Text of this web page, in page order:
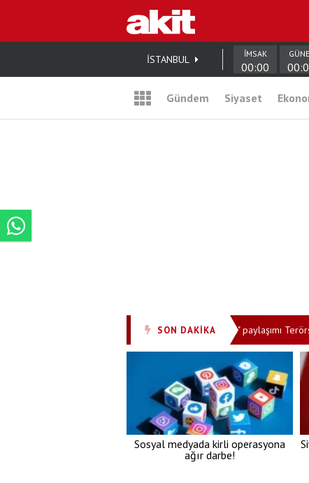
İSTANBUL İMSAK
00:00
Gündem Siyaset
SON DAKİKA
Bakan Kurum'dan "Milli Dayanışma" paylaşımı Terörsüz
Sosyal medyada kirli operasyona
ağır darbe!